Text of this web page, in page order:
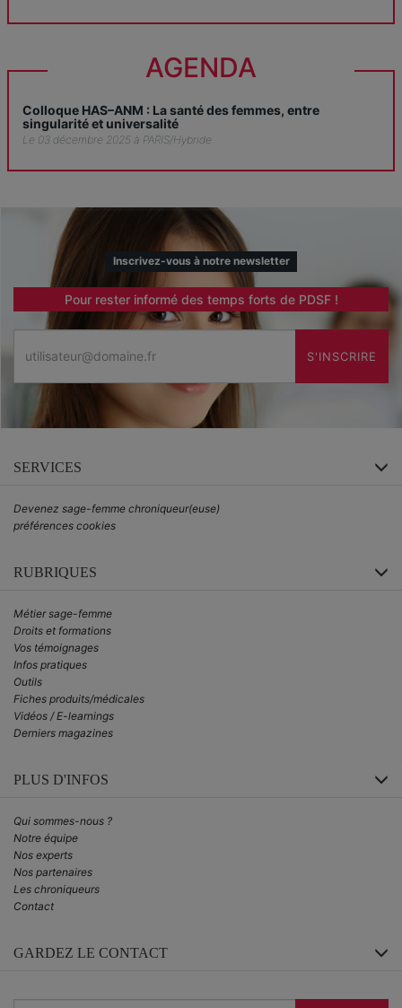
AGENDA
Colloque HAS–ANM : La santé des femmes, entre
singularité et universalité
Le 03 décembre 2025 à PARIS/Hybride
Inscrivez-vous à notre newsletter
Pour rester informé des temps forts de PDSF !
S'INSCRIRE
SERVICES
Devenez sage-femme chroniqueur(euse)
préférences cookies
RUBRIQUES
Métier sage-femme
Droits et formations
Vos témoignages
Infos pratiques
Outils
Fiches produits/médicales
Vidéos / E-learnings
Derniers magazines
PLUS D'INFOS
Qui sommes-nous ?
Notre équipe
Nos experts
Nos partenaires
Les chroniqueurs
Contact
GARDEZ LE CONTACT